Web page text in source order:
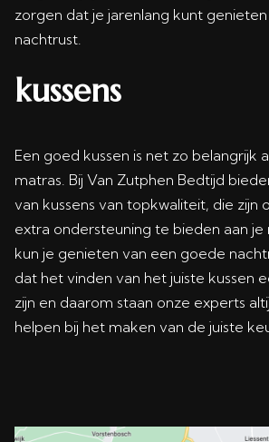
zorgen dat je jarenlang kunt
nachtrust.
kussens
Een goed kussen is net zo belangrijk
matras. Bij Van Zutphen Bedtijd
van kussens van topkwaliteit, die zijn
extra ondersteuning te bieden aan
kun je genieten van een goede
dat het vinden van het juiste kussen
zijn en daarom staan onze experts
helpen bij het maken van de juiste